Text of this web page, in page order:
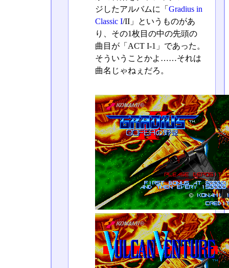
ジしたアルバムに「 Gradius in
Classic I/II」というものがあ
り、その1枚目の中の先頭の
曲目が「ACT I-1」であった。
そういうことかよ……それは
曲名じゃねぇだろ。